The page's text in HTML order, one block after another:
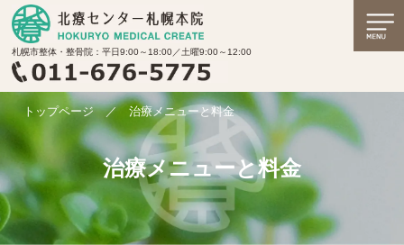
札幌市整体・整骨院：平日9:00～18:00／土曜9:00～12:00
トップページ ／ 治療メニューと料金
治療メニューと料金